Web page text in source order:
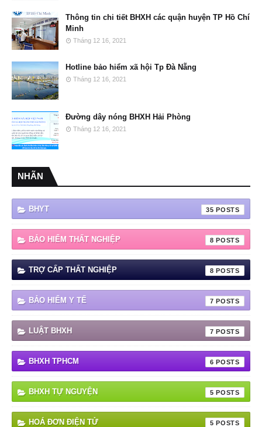
Thông tin chi tiết BHXH các quận huyện TP Hồ Chí
Minh
Tháng 12 16, 2021
Hotline bảo hiểm xã hội Tp Đà Nẵng
Tháng 12 16, 2021
Đường dây nóng BHXH Hải Phòng
Tháng 12 16, 2021
NHÃN
BHYT 35
BẢO HIỂM THẤT NGHIỆP 8
TRỢ CẤP THẤT NGHIỆP 8
BẢO HIỂM Y TẾ 7
LUẬT BHXH 7
BHXH TPHCM 6
BHXH TỰ NGUYỆN 5
HOÁ ĐƠN ĐIỆN TỬ 5